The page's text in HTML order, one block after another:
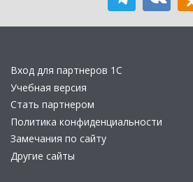
Вход для партнеров 1С
Учебная версия
Стать партнером
Политика конфиденциальности
Замечания по сайту
Другие сайты